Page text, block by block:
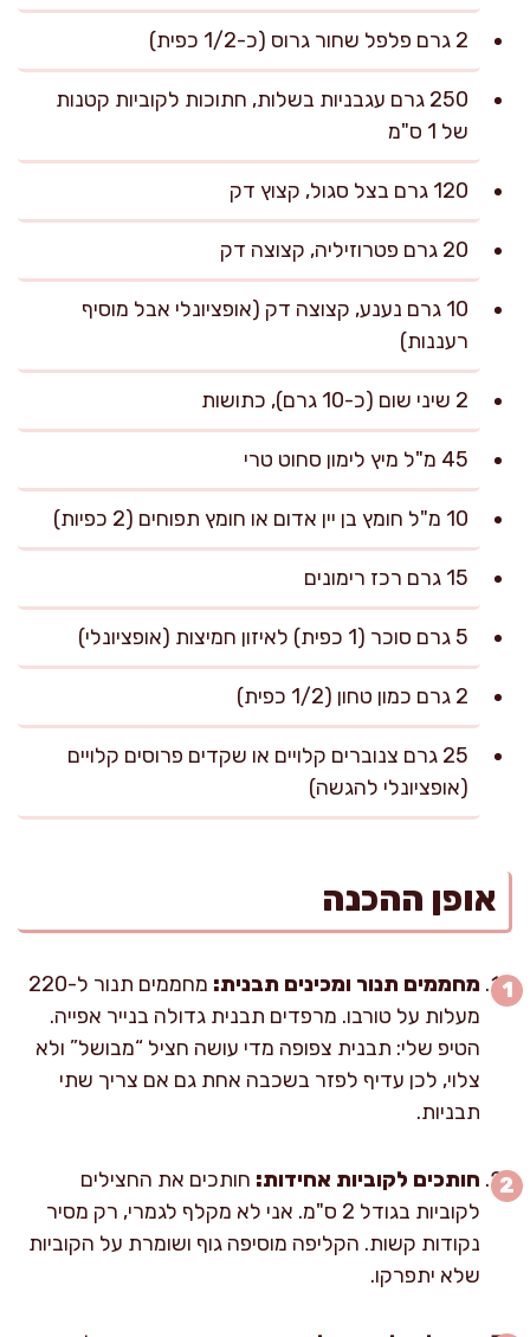
2 גרם פלפל שחור גרוס (כ-1/2 כפית)
250 גרם עגבניות בשלות, חתוכות לקוביות קטנות
של 1 ס"מ
120 גרם בצל סגול, קצוץ דק
20 גרם פטרוזיליה, קצוצה דק
10 גרם נענע, קצוצה דק (אופציונלי אבל מוסיף
רעננות)
2 שיני שום (כ-10 גרם), כתושות
45 מ"ל מיץ לימון סחוט טרי
10 מ"ל חומץ בן יין אדום או חומץ תפוחים (2 כפיות)
15 גרם רכז רימונים
5 גרם סוכר (1 כפית) לאיזון חמיצות (אופציונלי)
2 גרם כמון טחון (1/2 כפית)
25 גרם צנוברים קלויים או שקדים פרוסים קלויים
(אופציונלי להגשה)
אופן ההכנה
מחממים תנור ומכינים תבנית:
מחממים תנור ל-220
מעלות על טורבו. מרפדים תבנית גדולה בנייר אפייה.
הטיפ שלי: תבנית צפופה מדי עושה חציל “מבושל” ולא
צלוי, לכן עדיף לפזר בשכבה אחת גם אם צריך שתי
תבניות.
חותכים לקוביות אחידות: חותכים את החצילים
לקוביות בגודל 2 ס"מ. אני לא מקלף לגמרי, רק מסיר
נקודות קשות. הקליפה מוסיפה גוף ושומרת על הקוביות
שלא יתפרקו.